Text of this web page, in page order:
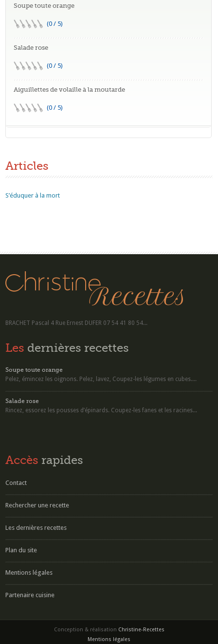
Soupe toute orange
(0 / 5)
Salade rose
(0 / 5)
Aiguillettes de volaille à la moutarde
(0 / 5)
Articles
S’éduquer à la mort
BRACHET Pascal 4 Rue Ernest DUFER 07 54 41 80 54...
Les dernières recettes
Soupe toute orange
Pelez, émincez les oignons. Pelez, lavez, Coupez-les légumes en cubes....
Salade rose
Rincez, essorez les pousses d’épinards. Coupez-les fanes et les racines...
Accès rapides
Contact
Rechercher une recette
Les dernières recettes
Plan du site
Mentions légales
Partenaire cuisine
Conception & réalisation Christine-Recettes
Mentions légales